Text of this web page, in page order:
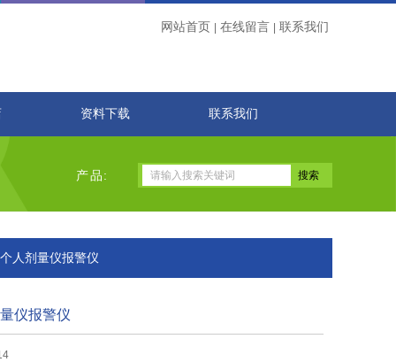
网站首页 在线留言 联系我们
资料下载 联系我们
产品:
人剂量仪报警仪
仪报警仪